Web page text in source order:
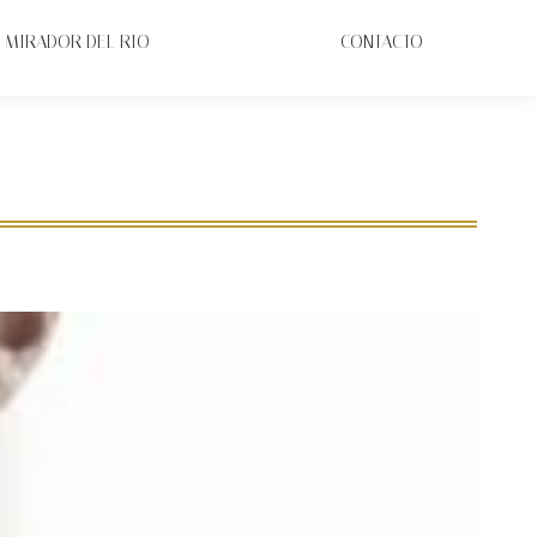
MIRADOR DEL RIO CONTACTO